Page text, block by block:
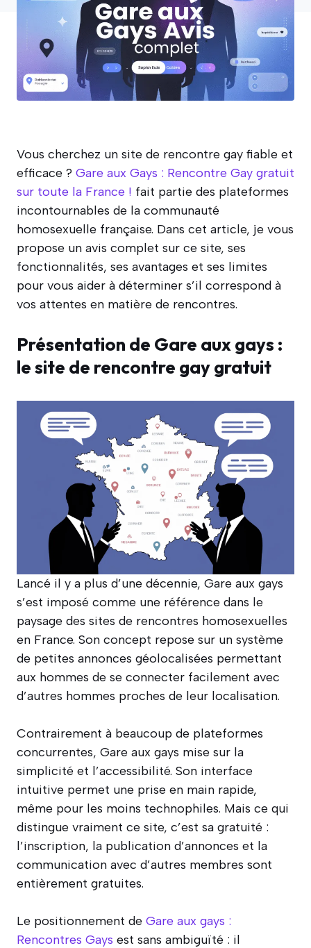
Vous cherchez un site de rencontre gay fiable et
efficace ? Gare aux Gays : Rencontre Gay gratuit
sur toute la France ! fait partie des plateformes
incontournables de la communauté
homosexuelle française. Dans cet article, je vous
propose un avis complet sur ce site, ses
fonctionnalités, ses avantages et ses limites
pour vous aider à déterminer s’il correspond à
vos attentes en matière de rencontres.
Présentation de Gare aux gays :
le site de rencontre gay gratuit
Lancé il y a plus d’une décennie, Gare aux gays
s’est imposé comme une référence dans le
paysage des sites de rencontres homosexuelles
en France. Son concept repose sur un système
de petites annonces géolocalisées permettant
aux hommes de se connecter facilement avec
d’autres hommes proches de leur localisation.
Contrairement à beaucoup de plateformes
concurrentes, Gare aux gays mise sur la
simplicité et l’accessibilité. Son interface
intuitive permet une prise en main rapide,
même pour les moins technophiles. Mais ce qui
distingue vraiment ce site, c’est sa gratuité :
l’inscription, la publication d’annonces et la
communication avec d’autres membres sont
entièrement gratuites.
Le positionnement de Gare aux gays :
Rencontres Gays est sans ambiguïté : il